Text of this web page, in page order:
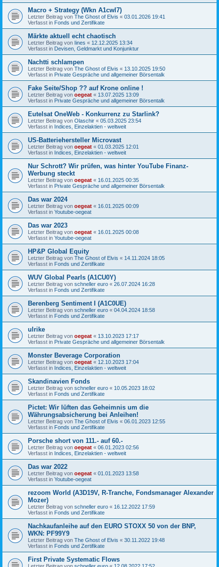
Macro + Strategy (Wkn A1cwl7)
Letzter Beitrag von The Ghost of Elvis « 03.01.2026 19:41
Verfasst in Fonds und Zertifikate
Märkte aktuell echt chaotisch
Letzter Beitrag von Iines « 12.12.2025 13:34
Verfasst in Devisen, Geldmarkt und Konjunktur
Nachtti schlampen
Letzter Beitrag von The Ghost of Elvis « 13.10.2025 19:50
Verfasst in Private Gespräche und allgemeiner Börsentalk
Fake Seite/Shop ?? auf Krone online !
Letzter Beitrag von oegeat « 13.07.2025 13:09
Verfasst in Private Gespräche und allgemeiner Börsentalk
Eutelsat OneWeb - Konkurrenz zu Starlink?
Letzter Beitrag von Olaschir « 05.03.2025 23:54
Verfasst in Indices, Einzelaktien - weltweit
US-Batteriehersteller Microvast
Letzter Beitrag von oegeat « 01.03.2025 12:01
Verfasst in Indices, Einzelaktien - weltweit
Nur Schrott? Wir prüfen, was hinter YouTube Finanz-
Werbung steckt
Letzter Beitrag von oegeat « 16.01.2025 00:35
Verfasst in Private Gespräche und allgemeiner Börsentalk
Das war 2024
Letzter Beitrag von oegeat « 16.01.2025 00:09
Verfasst in Youtube-oegeat
Das war 2023
Letzter Beitrag von oegeat « 16.01.2025 00:08
Verfasst in Youtube-oegeat
HP&P Global Equity
Letzter Beitrag von The Ghost of Elvis « 14.11.2024 18:05
Verfasst in Fonds und Zertifikate
WUV Global Pearls (A1CU0Y)
Letzter Beitrag von schneller euro « 26.07.2024 16:28
Verfasst in Fonds und Zertifikate
Berenberg Sentiment I (A1C0UE)
Letzter Beitrag von schneller euro « 04.04.2024 18:58
Verfasst in Fonds und Zertifikate
ulrike
Letzter Beitrag von oegeat « 13.10.2023 17:17
Verfasst in Private Gespräche und allgemeiner Börsentalk
Monster Beverage Corporation
Letzter Beitrag von oegeat « 12.10.2023 17:04
Verfasst in Indices, Einzelaktien - weltweit
Skandinavien Fonds
Letzter Beitrag von schneller euro « 10.05.2023 18:02
Verfasst in Fonds und Zertifikate
Pictet: Wir lüften das Geheimnis um die
Währungsabsicherung bei Anleihen!
Letzter Beitrag von The Ghost of Elvis « 06.01.2023 12:55
Verfasst in Fonds und Zertifikate
Porsche short von 111.- auf 60.-
Letzter Beitrag von oegeat « 06.01.2023 02:56
Verfasst in Indices, Einzelaktien - weltweit
Das war 2022
Letzter Beitrag von oegeat « 01.01.2023 13:58
Verfasst in Youtube-oegeat
rezoom World (A3D19V, R-Tranche, Fondsmanager Alexander
Mozer)
Letzter Beitrag von schneller euro « 16.12.2022 17:59
Verfasst in Fonds und Zertifikate
Nachkaufanleihe auf den EURO STOXX 50 von der BNP,
WKN: PF99Y9
Letzter Beitrag von The Ghost of Elvis « 30.11.2022 19:48
Verfasst in Fonds und Zertifikate
First Private Systematic Flows
Letzter Beitrag von schneller euro « 12.08.2022 17:52